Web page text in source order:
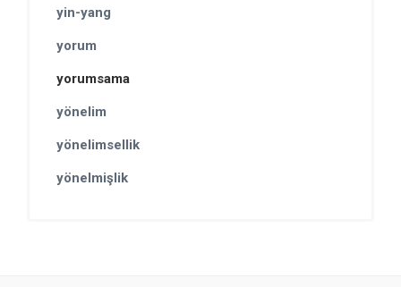
yin-yang
yorum
yorumsama
yönelim
yönelimsellik
yönelmişlik